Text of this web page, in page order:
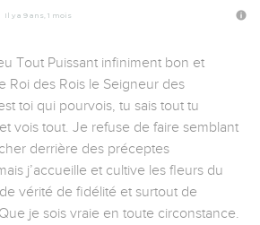
Il y a 9 ans, 1 mois
Tout Puissant infiniment bon et
Roi des Rois le Seigneur des
toi qui pourvois, tu sais tout tu
vois tout. Je refuse de faire semblant
derrière des préceptes
j’accueille et cultive les fleurs du
vérité de fidélité et surtout de
je sois vraie en toute circonstance.